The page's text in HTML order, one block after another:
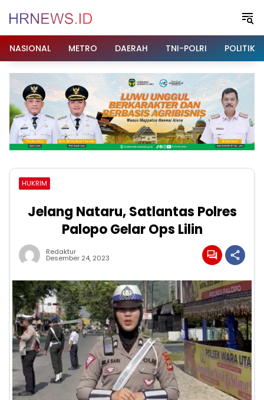
NASIONAL
METRO DAERAH TNI-POLRI POLITIK
HUKRIM
Jelang Nataru, Satlantas Polres
Palopo Gelar Ops Lilin
Redaktur
Desember 24, 2023